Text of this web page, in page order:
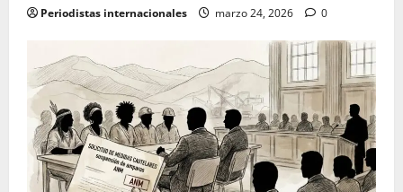
Periodistas internacionales marzo 24, 2026 0